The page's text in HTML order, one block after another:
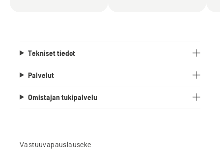
Tekniset tiedot
Palvelut
Omistajan tukipalvelu
Vastuuvapauslauseke